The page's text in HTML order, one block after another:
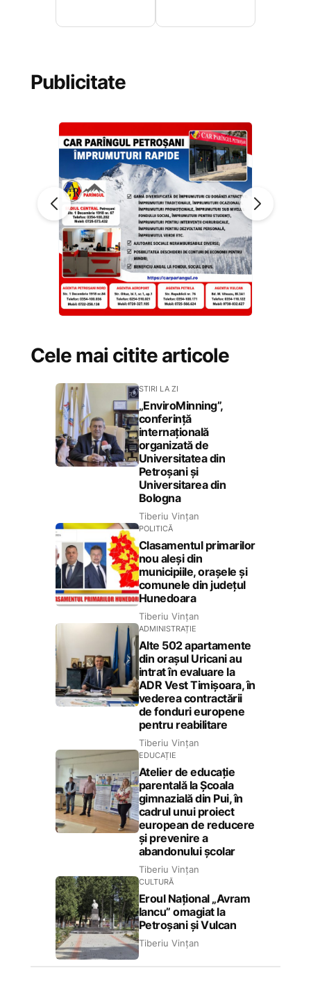
Publicitate
Cele mai citite articole
STIRI LA ZI
„EnviroMinning”,
conferință
internațională
organizată de
Universitatea din
Petroșani și
Universitarea din
Bologna
Tiberiu Vințan
POLITICĂ
Clasamentul primarilor
nou aleși din
municipiile, orașele și
comunele din județul
Hunedoara
Tiberiu Vințan
ADMINISTRAȚIE
Alte 502 apartamente
din orașul Uricani au
intrat în evaluare la
ADR Vest Timișoara, în
vederea contractării
de fonduri europene
pentru reabilitare
Tiberiu Vințan
EDUCAȚIE
Atelier de educație
parentală la Școala
gimnazială din Pui, în
cadrul unui proiect
european de reducere
și prevenire a
abandonului școlar
Tiberiu Vințan
CULTURĂ
Eroul Național „Avram
Iancu” omagiat la
Petroșani și Vulcan
Tiberiu Vințan